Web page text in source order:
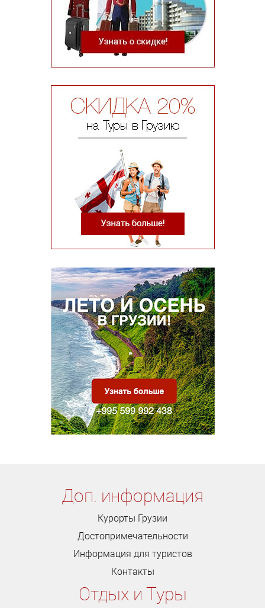
Доп. информация
Курорты Грузии
Достопримечательности
Информация для туристов
Контакты
Отдых и Туры